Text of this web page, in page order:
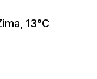
13°C